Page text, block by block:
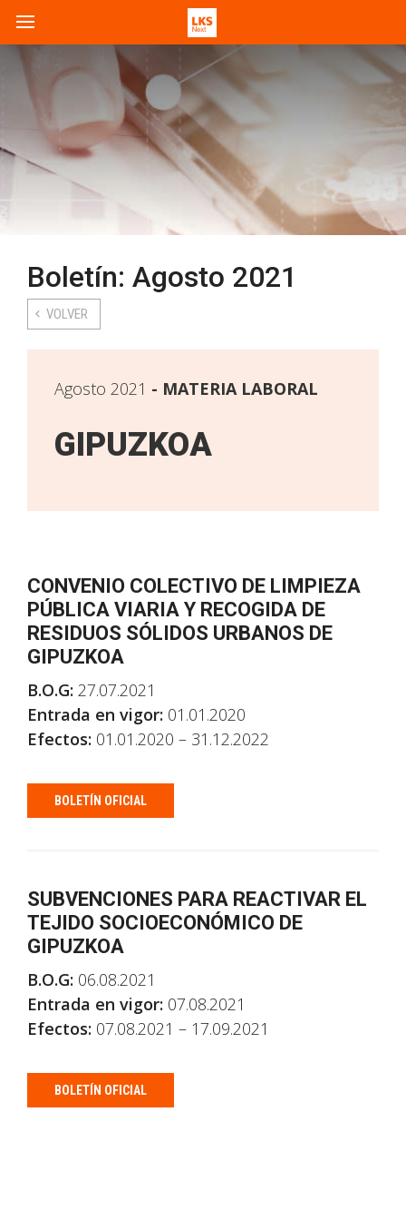
Boletín: Agosto 2021
VOLVER
Agosto 2021 MATERIA LABORAL
GIPUZKOA
CONVENIO COLECTIVO DE LIMPIEZA
PÚBLICA VIARIA Y RECOGIDA DE
RESIDUOS SÓLIDOS URBANOS DE
GIPUZKOA
B.O.G: 27.07.2021
Entrada en vigor: 01.01.2020
Efectos: 01.01.2020 – 31.12.2022
BOLETÍN OFICIAL
SUBVENCIONES PARA REACTIVAR EL
TEJIDO SOCIOECONÓMICO DE
GIPUZKOA
B.O.G: 06.08.2021
Entrada en vigor: 07.08.2021
Efectos: 07.08.2021 – 17.09.2021
BOLETÍN OFICIAL